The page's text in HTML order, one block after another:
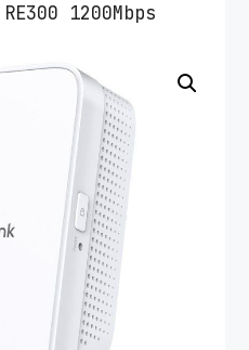
1200Mbps